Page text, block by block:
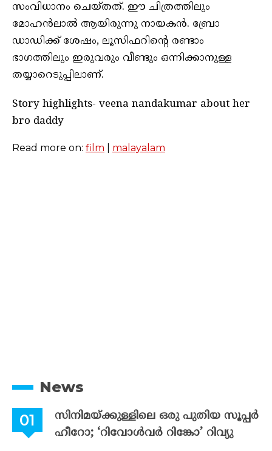
സംവിധാനം ചെയ്തത്. ഈ ചിത്രത്തിലും
മോഹൻലാൽ ആയിരുന്നു നായകൻ. ബ്രോ
ഡാഡിക്ക് ശേഷം, ലൂസിഫറിന്റെ രണ്ടാം
ഭാഗത്തിലും ഇരുവരും വീണ്ടും ഒന്നിക്കാനുള്ള
തയ്യാറെടുപ്പിലാണ്.
Story highlights- veena nandakumar about her
bro daddy
Read more on: film malayalam
News
സിനിമയ്ക്കുള്ളിലെ ഒരു പുതിയ സൂപ്പർ
ഹീറോ; ‘റിവോൾവർ റിങ്കോ’ റിവ്യു